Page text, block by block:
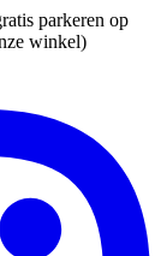
parkeren op
winkel)